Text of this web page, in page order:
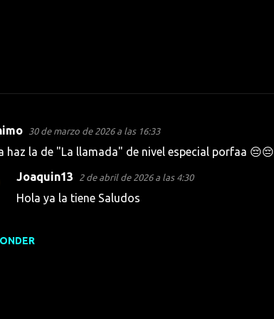
30 de marzo de 2026 a las 16:33
haz la de "La llamada" de nivel especial porfaa 😔😔
Joaquin13 2 de abril de 2026 a las 4:30
Hola ya la tiene Saludos